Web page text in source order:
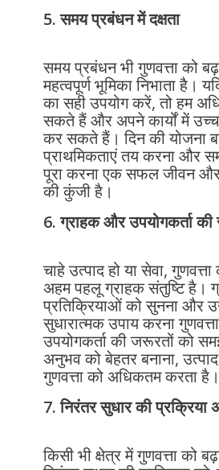
5. समय प्रबंधन में दक्षता
समय प्रबंधन भी गुणवत्ता को
महत्वपूर्ण भूमिका निभाता है।
का सही उपयोग करें, तो हम
सकते हैं और अपने कार्यों में उच्च
कर सकते हैं। दिन की योजना
प्राथमिकताएं तय करना और
पूरा करना एक सफल जीवन
की कुंजी है।
6. ग्राहक और उपयोगकर्ता की
चाहे उत्पाद हो या सेवा,
अहम पहलू ग्राहक संतुष्टि है।
प्रतिक्रियाओं को सुनना और
सुधारात्मक उपाय करना
उपयोगकर्ता की जरूरतों को
अनुभव को बेहतर बनाना,
गुणवत्ता को अधिकतम करता है।
7. निरंतर सुधार की प्रक्रिया
किसी भी क्षेत्र में गुणवत्ता को